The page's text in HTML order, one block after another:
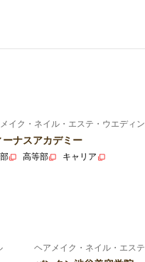
イク・ネイル・エステ・ウエディ
ーナスアカデミー
高等部 キャリア
ヘアメイク・ネイル・エス